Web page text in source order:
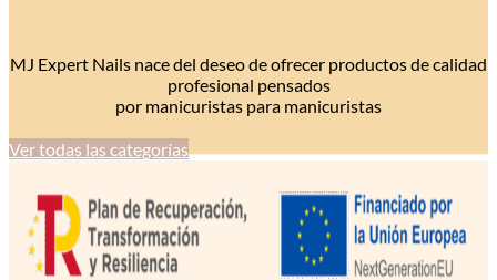
MJ Expert Nails nace del deseo de ofrecer productos de calidad
profesional pensados
por manicuristas para manicuristas
Ver todas las categorías